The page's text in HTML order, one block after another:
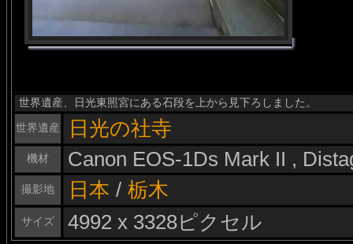
世界遺産、日光東照宮にある石段を上から見下ろしました。
世界遺産
日光の社寺
機材 Canon EOS-1Ds Mark II ,
撮影地 日本 / 栃木
サイズ 4992 x 3328ピクセル